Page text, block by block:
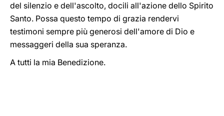
del silenzio e dell'ascolto, docili all'azione dello Spirito
Santo. Possa questo tempo di grazia rendervi
testimoni sempre più generosi dell'amore di Dio e
messaggeri della sua speranza.
A tutti la mia Benedizione.